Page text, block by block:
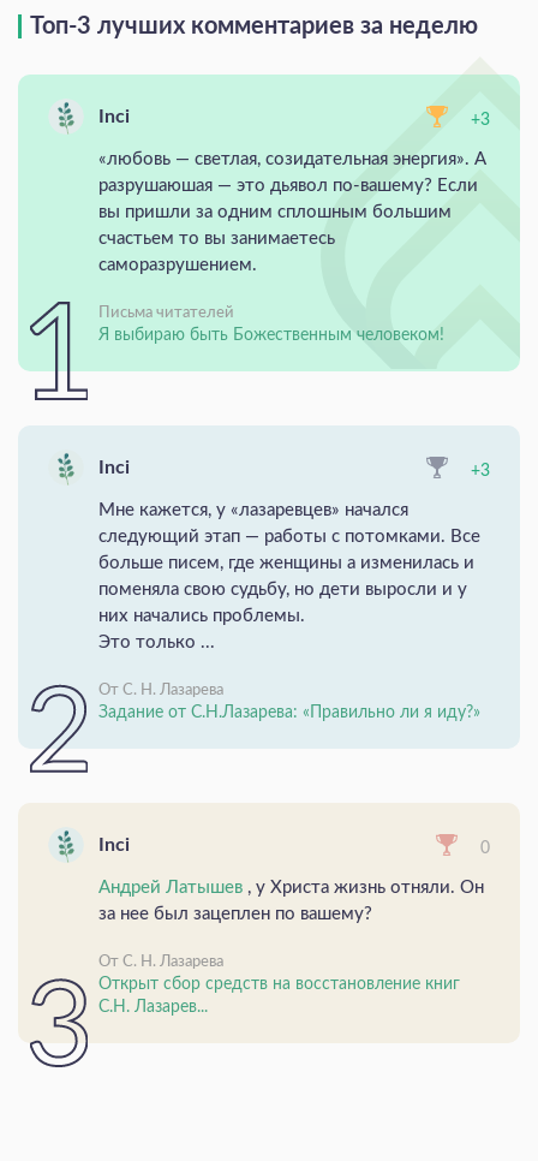
Топ-3 лучших комментариев за неделю
Inci +3
«любовь — светлая, созидательная энергия». А
разрушаюшая — это дьявол по-вашему? Если
вы пришли за одним сплошным большим
счастьем то вы занимаетесь
саморазрушением.
Письма читателей
Я выбираю быть Божественным человеком!
Inci +3
Мне кажется, у «лазаревцев» начался
следующий этап — работы с потомками. Все
больше писем, где женщины а изменилась и
поменяла свою судьбу, но дети выросли и у
них начались проблемы.
Это только ...
От С. Н. Лазарева
Задание от С.Н.Лазарева: «Правильно ли я иду?»
Inci 0
Андрей Латышев , у Христа жизнь отняли. Он
за нее был зацеплен по вашему?
От С. Н. Лазарева
Открыт сбор средств на восстановление книг
С.Н. Лазарев...